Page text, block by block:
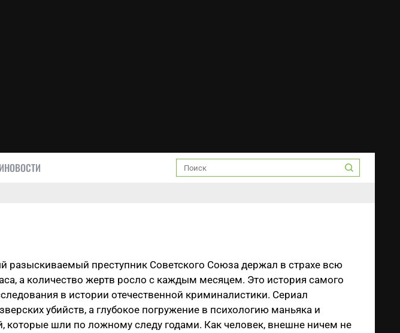
НОВОСТИ
разыскиваемый преступник Советского Союза держал в страхе всю
а количество жертв росло с каждым месяцем. Это история самого
в истории отечественной криминалистики. Сериал
убийств, а глубокое погружение в психологию маньяка и
которые шли по ложному следу годами. Как человек, внешне ничем не